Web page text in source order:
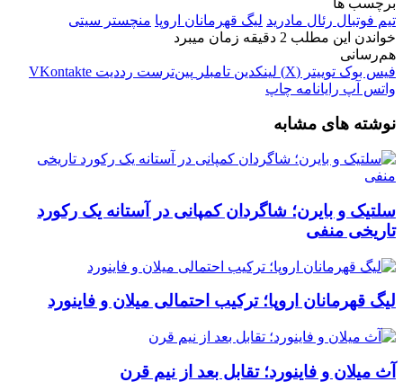
تیم فوتبال رئال مادرید لیگ قهرمانان اروپا منچستر سیتی
خواندن این مطلب 2 دقیقه زمان میبرد
هم‌رسانی
فیس بوک توییتر (X) لینکدین ‫تامبلر ‫پین‌ترست ‫رددیت ‫VKontakte
واتس آپ رایانامه چاپ
نوشته های مشابه
سلتیک و بایرن؛ شاگردان کمپانی در آستانه یک رکورد
تاریخی منفی
لیگ قهرمانان اروپا؛ ترکیب احتمالی میلان و فاینورد
آث میلان و فاینورد؛ تقابل بعد از نیم قرن